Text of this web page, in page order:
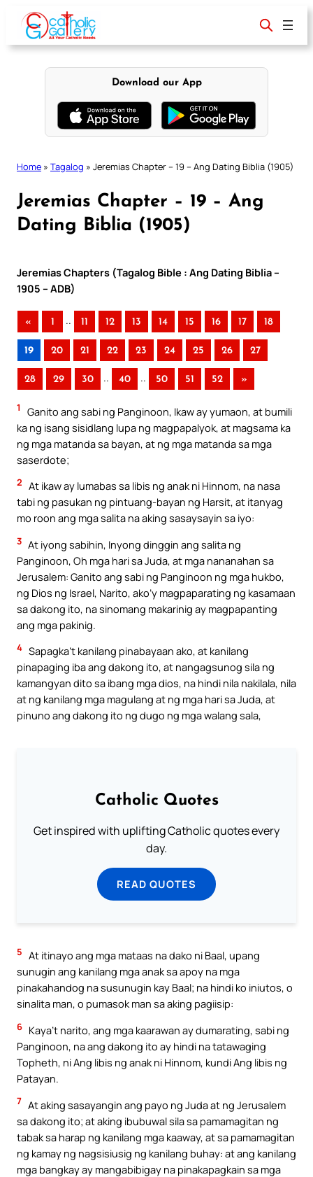
content
Download our App
Home » Tagalog » Jeremias Chapter – 19 – Ang Dating Biblia (1905)
Jeremias Chapter – 19 – Ang
Dating Biblia (1905)
Jeremias Chapters (Tagalog Bible : Ang Dating Biblia –
1905 – ADB)
« 1 .. 11 12 13 14 15 16 17 18
19 20 21 22 23 24 25 26 27
28 29 30 .. 40 .. 50 51 52 »
1
Ganito ang sabi ng Panginoon, Ikaw ay yumaon, at bumili
ka ng isang sisidlang lupa ng magpapalyok, at magsama ka
ng mga matanda sa bayan, at ng mga matanda sa mga
saserdote;
2 At ikaw ay lumabas sa libis ng anak ni Hinnom, na nasa
tabi ng pasukan ng pintuang-bayan ng Harsit, at itanyag
mo roon ang mga salita na aking sasaysayin sa iyo:
3 At iyong sabihin, Inyong dinggin ang salita ng
Panginoon, Oh mga hari sa Juda, at mga nananahan sa
Jerusalem: Ganito ang sabi ng Panginoon ng mga hukbo,
ng Dios ng Israel, Narito, ako’y magpaparating ng kasamaan
sa dakong ito, na sinomang makarinig ay magpapanting
ang mga pakinig.
4 Sapagka’t kanilang pinabayaan ako, at kanilang
pinapaging iba ang dakong ito, at nangagsunog sila ng
kamangyan dito sa ibang mga dios, na hindi nila nakilala, nila
at ng kanilang mga magulang at ng mga hari sa Juda, at
pinuno ang dakong ito ng dugo ng mga walang sala,
Catholic Quotes
Get inspired with uplifting Catholic quotes every
day.
READ QUOTES
5 At itinayo ang mga mataas na dako ni Baal, upang
sunugin ang kanilang mga anak sa apoy na mga
pinakahandog na susunugin kay Baal; na hindi ko iniutos, o
sinalita man, o pumasok man sa aking pagiisip:
6 Kaya’t narito, ang mga kaarawan ay dumarating, sabi ng
Panginoon, na ang dakong ito ay hindi na tatawaging
Topheth, ni Ang libis ng anak ni Hinnom, kundi Ang libis ng
Patayan.
7 At aking sasayangin ang payo ng Juda at ng Jerusalem
sa dakong ito; at aking ibubuwal sila sa pamamagitan ng
tabak sa harap ng kanilang mga kaaway, at sa pamamagitan
ng kamay ng nagsisiusig ng kanilang buhay: at ang kanilang
mga bangkay ay mangabibigay na pinakapagkain sa mga